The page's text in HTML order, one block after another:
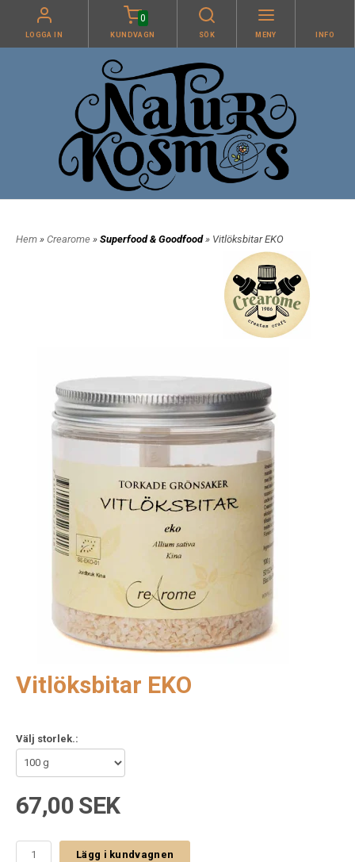
LOGGA IN
0
KUNDVAGN SÖK MENY INFO
Hem » Crearome » Superfood & Goodfood» Vitlöksbitar EKO
Vitlöksbitar EKO
Välj storlek.:
67,00 SEK
Lägg i kundvagnen